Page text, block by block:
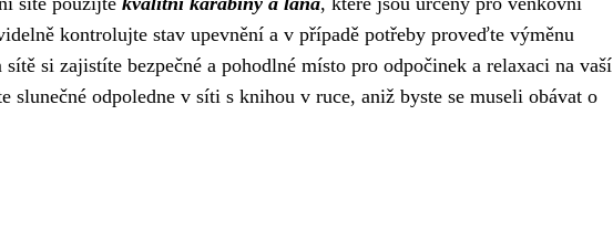
kontrolujte stav upevnění a v případě potřeby proveďte výměnu
si zajistíte bezpečné a pohodlné místo pro odpočinek a relaxaci na vaší
slunečné odpoledne v síti s knihou v ruce, aniž byste se museli obávat o